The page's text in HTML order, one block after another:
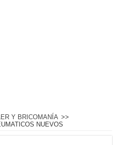
Y BRICOMANÍA >>
NUEVOS